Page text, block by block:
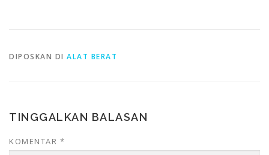
DIPOSKAN DI ALAT BERAT
TINGGALKAN BALASAN
KOMENTAR *